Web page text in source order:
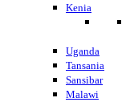
Kenia
Uganda
Tansania
Sansibar
Malawi